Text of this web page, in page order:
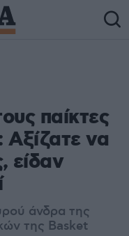
παίκτες
να
είδαν
άνδρα της
της Basket